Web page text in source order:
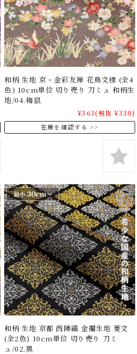
和柄 生地 京・金彩友禅 花鳥文様 (全4
色) 10cm単位 切り売り 刀ミュ 和柄生
地/04.梅鼠
¥363(税抜 ¥330)
在庫を確認する
和柄 生地 京都 西陣織 金襴生地 菱文
(全2色) 10cm単位 切り売り 刀ミ
ュ/02.黒